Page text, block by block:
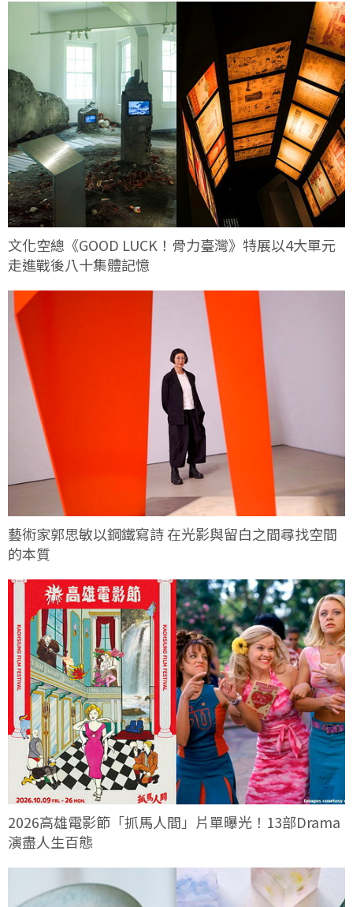
文化空總《GOOD LUCK！骨力臺灣》特展以4大單元
走進戰後八十集體記憶
藝術家郭思敏以鋼鐵寫詩 在光影與留白之間尋找空間
的本質
2026高雄電影節「抓馬人間」片單曝光！13部Drama
演盡人生百態